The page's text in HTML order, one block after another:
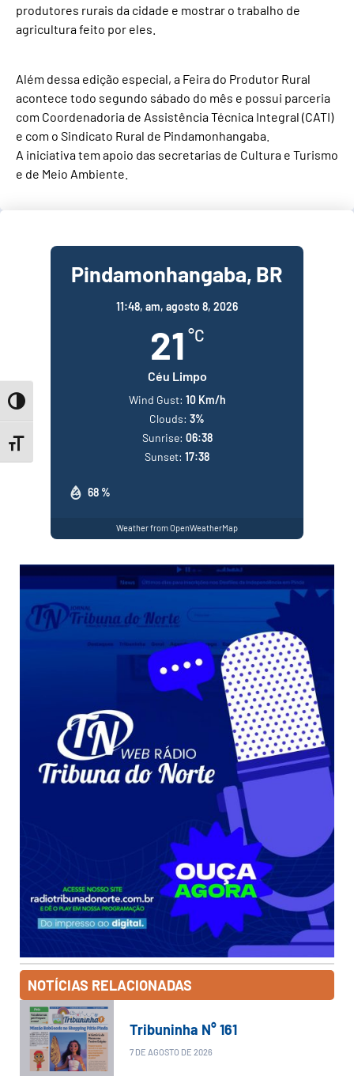
Toggle High Contrast
Toggle Font size
produtores rurais da cidade e mostrar o trabalho de
agricultura feito por eles.
Além dessa edição especial, a Feira do Produtor Rural
acontece todo segundo sábado do mês e possui parceria
com Coordenadoria de Assistência Técnica Integral (CATI)
e com o Sindicato Rural de Pindamonhangaba.
A iniciativa tem apoio das secretarias de Cultura e Turismo
e de Meio Ambiente.
Pindamonhangaba, BR
11:48, am, agosto 8, 2026
21 °C
Céu Limpo
68 %
Wind Gust: 10 Km/h
Clouds: 3%
Sunrise: 06:38
Sunset: 17:38
Weather from OpenWeatherMap
NOTÍCIAS RELACIONADAS
Tribuninha N° 161
7 DE AGOSTO DE 2026